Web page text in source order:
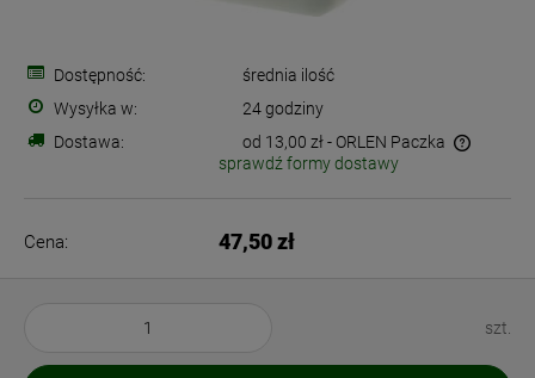
Dostępność:
średnia ilość
Wysyłka w:
24 godziny
Dostawa:
od 13,00 zł- ORLEN Paczka
Cena nie zawiera ewentualnych kosztów płatności
sprawdź formy dostawy
Cena: 47,50 zł
szt.